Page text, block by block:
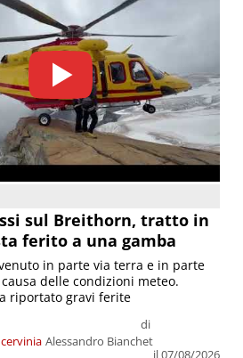
sul Breithorn, tratto in
ferito a una gamba
cervinia
di
Alessandro Bianchet
in parte via terra e in parte
delle condizioni meteo.
riportato gravi ferite